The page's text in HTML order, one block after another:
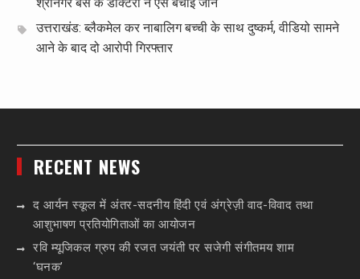
उत्तराखंड: ब्लैकमेल कर नाबालिग बच्ची के साथ दुष्कर्म, वीडियो सामने
आने के बाद दो आरोपी गिरफ्तार
RECENT NEWS
द आर्यन स्कूल में अंतर-सदनीय हिंदी एवं अंग्रेज़ी वाद-विवाद तथा
आशुभाषण प्रतियोगिताओं का आयोजन
रवि म्यूजिकल ग्रुप की रजत जयंती पर सजेगी संगीतमय शाम
‘घनक’